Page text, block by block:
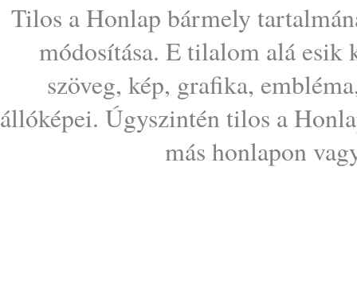
Tilos a Honlap bármely
módosítása. E tilalom alá esik
szöveg, kép, grafika,
állóképei. Úgyszintén tilos a
más honlapon